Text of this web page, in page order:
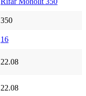
350
16
22.08
22.08